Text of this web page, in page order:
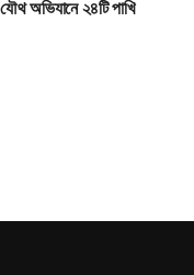
অভিযানে ২৪টি পাখি